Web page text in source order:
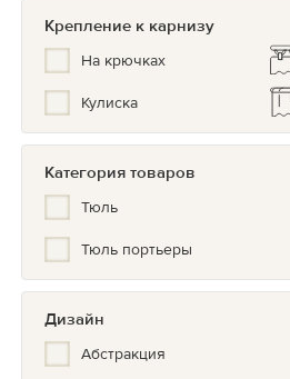
Зеленый
Бирюзовый
Синий/Голубой
Белый
Серый/черный
Мультиколор
Черно-белый
Серый
Золотой
Серебристый
Крепление к карнизу
На крючках
Кулиска
Категория товаров
Тюль
Тюль портьеры
Дизайн
Абстракция